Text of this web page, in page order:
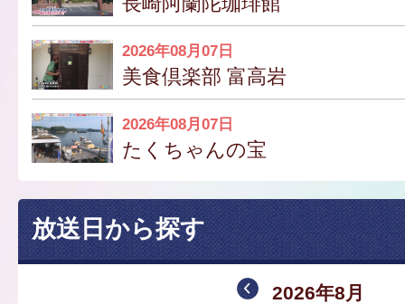
2026年08月07日
美食倶楽部 富高岩
2026年08月07日
たくちゃんの宝
放送日から探す
2026年8月